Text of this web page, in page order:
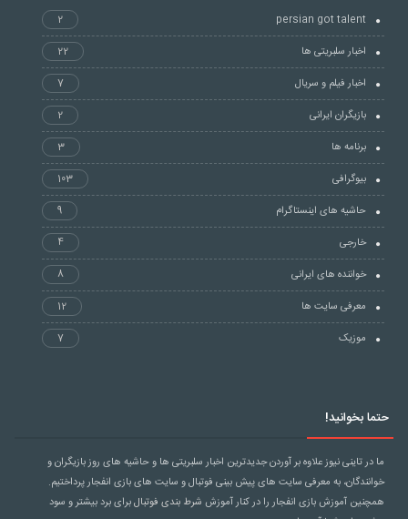
persian got talent
2
اخبار سلبریتی ها
22
اخبار فیلم و سریال
7
بازیگران ایرانی
2
برنامه ها
3
بیوگرافی
103
حاشیه های اینستاگرام
9
خارجی
4
خواننده های ایرانی
8
معرفی سایت ها
12
موزیک
7
حتما بخوانید!
ما در تاینی نیوز علاوه بر آوردن جدیدترین اخبار سلبریتی ها و حاشیه های روز بازیگران و
خوانندگان، به معرفی سایت های پیش بینی فوتبال و سایت های بازی انفجار پرداختیم.
همچنین آموزش بازی انفجار را در کنار آموزش شرط بندی فوتبالبرای برد بیشتر و سود